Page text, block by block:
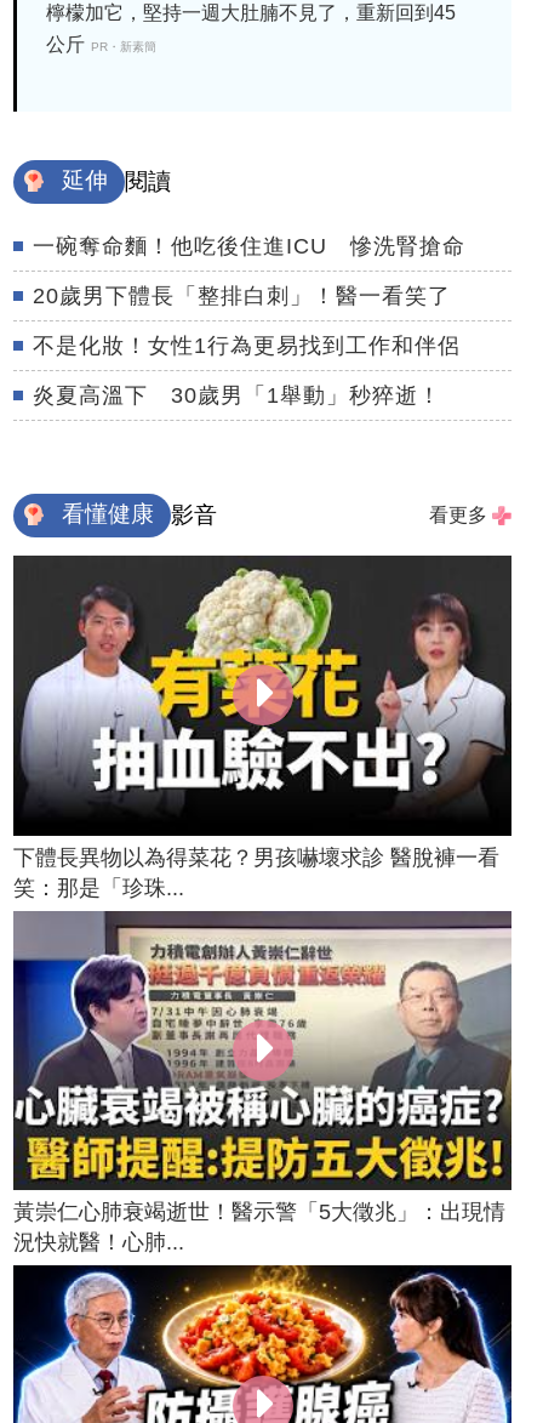
檸檬加它，堅持一週大肚腩不見了，重新回到45
公斤 PR・新素簡
延伸 閱讀
一碗奪命麵！他吃後住進ICU 慘洗腎搶命
20歲男下體長「整排白刺」！醫一看笑了
不是化妝！女性1行為更易找到工作和伴侶
炎夏高溫下 30歲男「1舉動」秒猝逝！
看懂健康 影音 看更多
下體長異物以為得菜花？男孩嚇壞求診 醫脫褲一看
笑：那是「珍珠...
黃崇仁心肺衰竭逝世！醫示警「5大徵兆」：出現情
況快就醫！心肺...